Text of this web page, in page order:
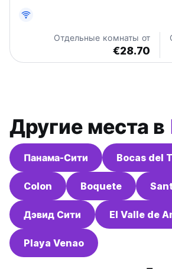
Отдельные комнаты от
€28.70
Другие места в
Панама-Сити Bocas del
Colon Boquete
Дэвид Сити El Valle de
Playa Venao